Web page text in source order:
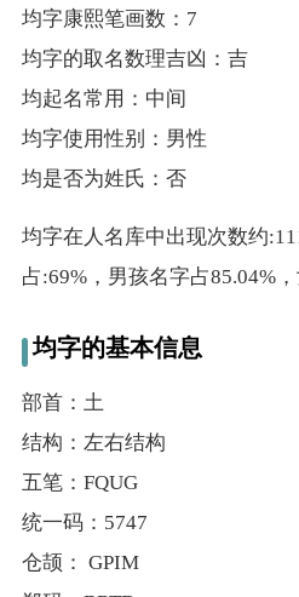
典
宝
取
名
打
生
起
大
起
均字康熙笔画数：7
均字的取名数理吉凶：吉
均起名常用：中间
均字使用性别：男性
均是否为姓氏：否
均字在人名库中出现次数约
占:69%，男孩名字占85.04%，
均字的基本信息
部首：土
结构：左右结构
五笔：FQUG
统一码：5747
仓颉： GPIM